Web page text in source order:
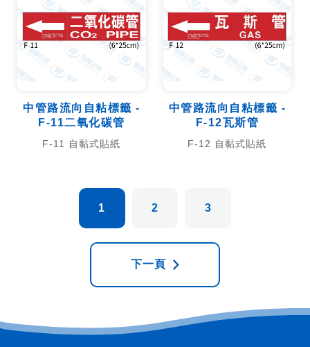
中管路流向自粘標籤 -
F-11二氧化碳管
F-11 自黏式貼紙
中管路流向自粘標籤 -
F-12瓦斯管
F-12 自黏式貼紙
1 2 3
下一頁